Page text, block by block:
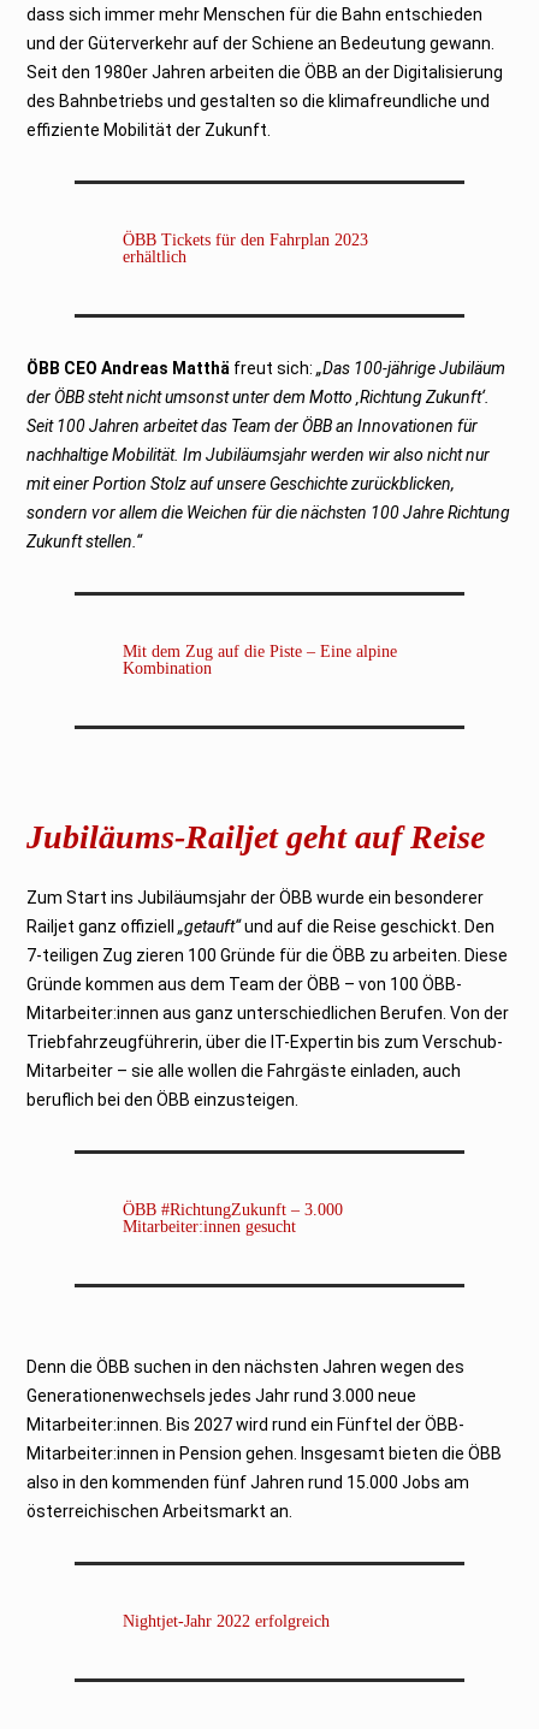
dass sich immer mehr Menschen für die Bahn entschieden
und der Güterverkehr auf der Schiene an Bedeutung gewann.
Seit den 1980er Jahren arbeiten die ÖBB an der Digitalisierung
des Bahnbetriebs und gestalten so die klimafreundliche und
effiziente Mobilität der Zukunft.
ÖBB Tickets für den Fahrplan 2023
erhältlich
ÖBB CEO Andreas Matthä freut sich:„Das 100-jährige Jubiläum
der ÖBB steht nicht umsonst unter dem Motto ‚Richtung Zukunft‘.
Seit 100 Jahren arbeitet das Team der ÖBB an Innovationen für
nachhaltige Mobilität. Im Jubiläumsjahr werden wir also nicht nur
mit einer Portion Stolz auf unsere Geschichte zurückblicken,
sondern vor allem die Weichen für die nächsten 100 Jahre Richtung
Zukunft stellen.“
Mit dem Zug auf die Piste – Eine alpine
Kombination
Jubiläums-Railjet geht auf Reise
Zum Start ins Jubiläumsjahr der ÖBB wurde ein besonderer
Railjet ganz offiziell„getauft“und auf die Reise geschickt. Den
7-teiligen Zug zieren 100 Gründe für die ÖBB zu arbeiten. Diese
Gründe kommen aus dem Team der ÖBB – von 100 ÖBB-
Mitarbeiter:innen aus ganz unterschiedlichen Berufen. Von der
Triebfahrzeugführerin, über die IT-Expertin bis zum Verschub-
Mitarbeiter – sie alle wollen die Fahrgäste einladen, auch
beruflich bei den ÖBB einzusteigen.
ÖBB #RichtungZukunft – 3.000
Mitarbeiter:innen gesucht
Denn die ÖBB suchen in den nächsten Jahren wegen des
Generationenwechsels jedes Jahr rund 3.000 neue
Mitarbeiter:innen. Bis 2027 wird rund ein Fünftel der ÖBB-
Mitarbeiter:innen in Pension gehen. Insgesamt bieten die ÖBB
also in den kommenden fünf Jahren rund 15.000 Jobs am
österreichischen Arbeitsmarkt an.
Nightjet-Jahr 2022 erfolgreich